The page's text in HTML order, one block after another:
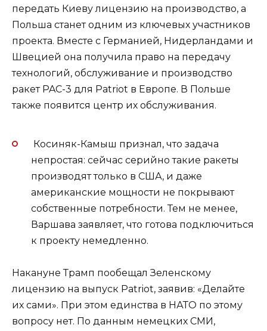
передать Киеву лицензию на производство, а
Польша станет одним из ключевых участников
проекта. Вместе с Германией, Нидерландами и
Швецией она получила право на передачу
технологий, обслуживание и производство
ракет PAC-3 для Patriot в Европе. В Польше
также появится центр их обслуживания.
Косиняк-Камыш признал, что задача
непростая: сейчас серийно такие ракеты
производят только в США, и даже
американские мощности не покрывают
собственные потребности. Тем не менее,
Варшава заявляет, что готова подключиться
к проекту немедленно.
Накануне Трамп пообещал Зеленскому
лицензию на выпуск Patriot, заявив: «Делайте
их сами». При этом единства в НАТО по этому
вопросу нет. По данным немецких СМИ,